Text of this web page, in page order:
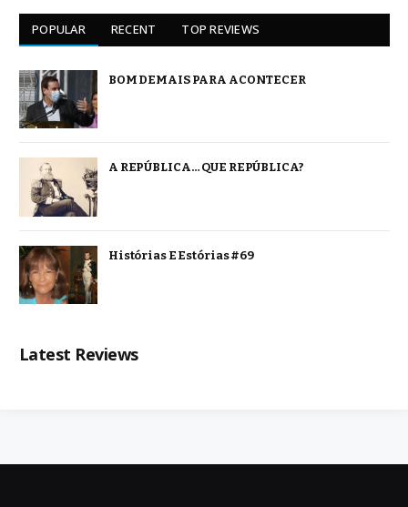
POPULAR RECENT TOP REVIEWS
BOM DEMAIS PARA ACONTECER
A REPÚBLICA… QUE REPÚBLICA?
Histórias E Estórias #69
Latest Reviews